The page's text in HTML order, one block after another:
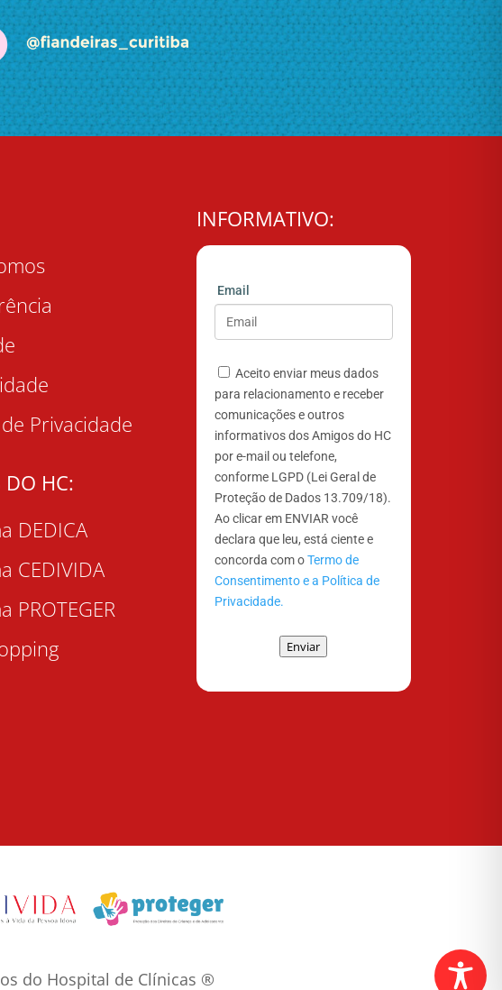
Privacidade
DO HC:
DEDICA
CEDIVIDA
PROTEGER
INFORMATIVO:
Email
Aceito enviar meus dados
para relacionamento e receber
comunicações e outros
informativos dos Amigos do HC
por e-mail ou telefone,
conforme LGPD (Lei Geral de
Proteção de Dados 13.709/18).
Ao clicar em ENVIAR você
declara que leu, está ciente e
concorda com oTermo de
Consentimento e a Política de
Privacidade.
Enviar
do Hospital de Clínicas ®